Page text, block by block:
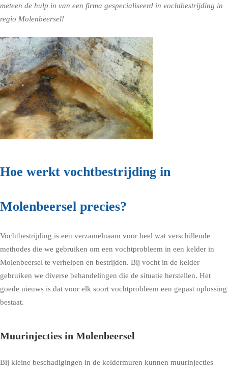
meteen de hulp in van een firma gespecialiseerd in vochtbestrijding in
regio Molenbeersel!
Hoe werkt vochtbestrijding in
Molenbeersel precies?
Vochtbestrijding is een verzamelnaam voor heel wat verschillende
methodes die we gebruiken om een vochtprobleem in een kelder in
Molenbeersel te verhelpen en bestrijden. Bij vocht in de kelder
gebruiken we diverse behandelingen die de situatie herstellen. Het
goede nieuws is dat voor elk soort vochtprobleem een gepast oplossing
bestaat.
Muurinjecties in Molenbeersel
Bij kleine beschadigingen in de keldermuren kunnen muurinjecties